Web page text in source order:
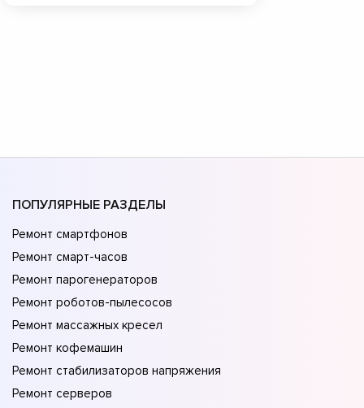
ПОПУЛЯРНЫЕ РАЗДЕЛЫ
Ремонт смартфонов
Ремонт смарт-часов
Ремонт парогенераторов
Ремонт роботов-пылесосов
Ремонт массажных кресел
Ремонт кофемашин
Ремонт стабилизаторов напряжения
Ремонт серверов